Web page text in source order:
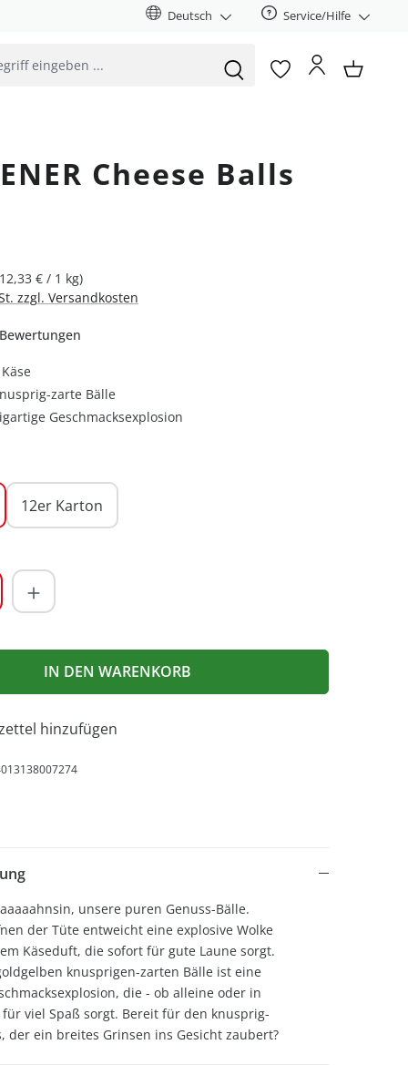
Deutsch Service/Hilfe
Cheese Balls
€ / 1 kg)
zzgl. Versandkosten
Bewertung von 4.75 von 5 Sternen
zarte Bälle
Geschmacksexplosion
12er Karton
Gib den gewünschten Wert ein
IN DEN WARENKORB
hinzufügen
unsere puren Genuss-Bälle.
der Tüte entweicht eine explosive Wolke
Käseduft, die sofort für gute Laune sorgt.
knusprigen-zarten Bälle ist eine
die - ob alleine oder in
viel Spaß sorgt. Bereit für den knusprig-
der ein breites Grinsen ins Gesicht zaubert?